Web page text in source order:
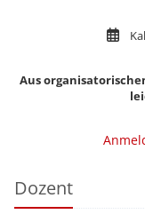
Aus
Dozent